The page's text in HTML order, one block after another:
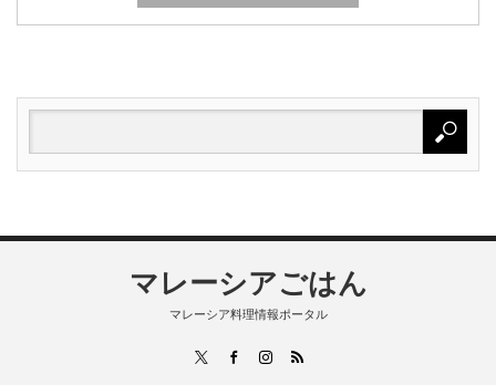
マレーシアごはん
マレーシア料理情報ポータル
FacebookInstagram
RSS